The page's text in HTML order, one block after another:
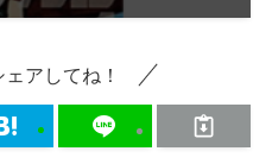
アしてね！